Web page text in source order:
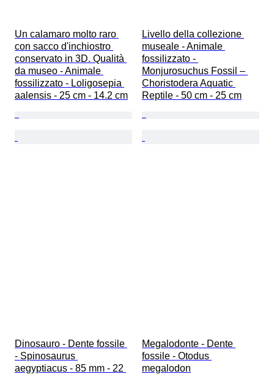
Un calamaro molto raro
con sacco d'inchiostro
conservato in 3D. Qualità
da museo - Animale
fossilizzato - Loligosepia
aalensis - 25 cm - 14.2 cm
Livello della collezione
museale - Animale
fossilizzato -
Monjurosuchus Fossil –
Choristodera Aquatic
Reptile - 50 cm - 25 cm
Dinosauro - Dente fossile
- Spinosaurus
aegyptiacus - 85 mm - 22
Megalodonte - Dente
fossile - Otodus
megalodon